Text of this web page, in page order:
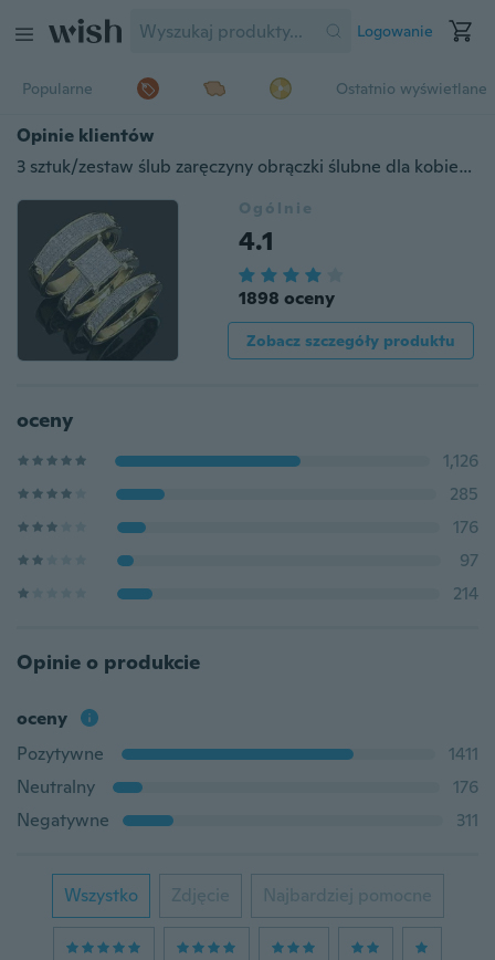
Logowanie
Popularne Ostatnio wyświetlane
Opinie klientów
3 sztuk/zestaw ślub zaręczyny obrączki ślubne dla kobiet kwadratowe cięcie biżuteria Party rocznica propozycja obietnica prezent na boże narodzenie rozmiar 5 6 7 8 9 10 11 Bague Femme
Ogólnie
4.1
1898 oceny
Zobacz szczegóły produktu
oceny
1,126
285
176
97
214
Opinie o produkcie
oceny
Pozytywne
1411
Neutralny
176
Negatywne
311
Wszystko Zdjęcie Najbardziej pomocne